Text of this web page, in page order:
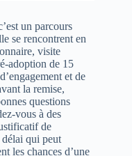
un parcours
se rencontrent en
visite
de 15
et de
la remise,
questions
à des
de
qui peut
les chances d’une